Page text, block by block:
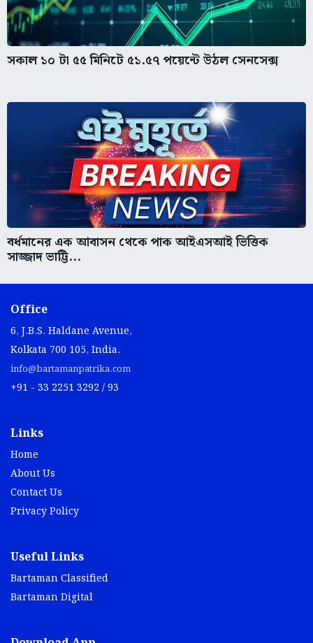
সকাল ১০ টা ৫৫ মিনিটে ৫১.৫৭ পয়েন্টে উঠল সেনসেক্স
বর্ধমানের এক আবাসন থেকে পাক আইএসআই ভিত্তিক
সাজ্জাদ ভাট্টি...
Office
6, J.B.S. Haldane Avenue,
Kolkata 700 105, India.
info@bartamanpatrika.com
+91 - 33 2251 3292 / 93
Links
Home
About Us
Contact Us
Privacy Policy
Useful Links
Bartaman Classified
Bartaman Digital